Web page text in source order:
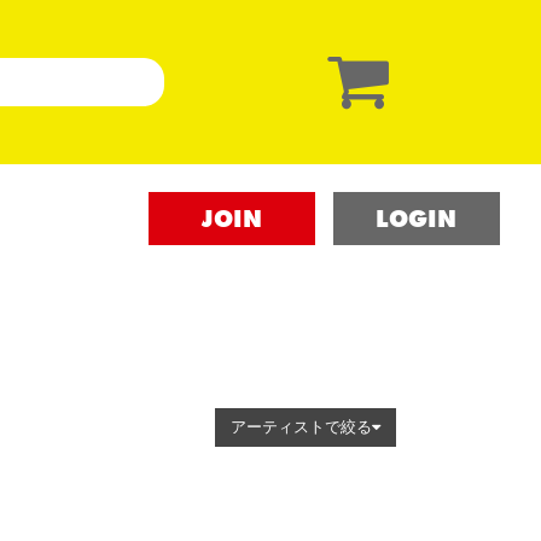
JOIN LOGIN
アーティストで絞る